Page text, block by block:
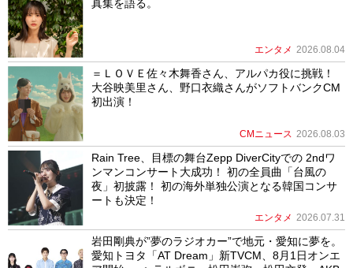
真集を語る。
エンタメ 2026.08.04
＝ＬＯＶＥ佐々木舞香さん、アルパカ役に挑戦！
大谷映美里さん、野口衣織さんがソフトバンクCM
初出演！
CMニュース 2026.08.03
Rain Tree、目標の舞台Zepp DiverCityでの 2ndワ
ンマンコンサート大成功！ 初の全員曲「台風の
夜」初披露！ 初の海外単独公演となる韓国コンサ
ートも決定！
エンタメ 2026.07.31
岩田剛典が”夢のラジオカー”で地元・愛知に夢を。
愛知トヨタ「AT Dream」新TVCM、8月1日オンエ